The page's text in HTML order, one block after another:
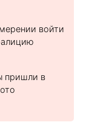
войти
пришли в